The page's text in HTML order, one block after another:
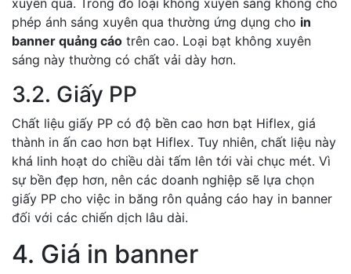
phép ánh sáng xuyên qua thường ứng dụng cho in
banner quảng cáo trên cao. Loại bạt không xuyên
sáng này thường có chất vải dày hơn.
3.2. Giấy PP
Chất liệu giấy PP có độ bền cao hơn bạt Hiflex, giá
thành in ấn cao hơn bạt Hiflex. Tuy nhiên, chất liệu này
khá linh hoạt do chiều dài tấm lên tới vài chục mét. Vì
sự bền đẹp hơn, nên các doanh nghiệp sẽ lựa chọn
giấy PP cho việc in băng rôn quảng cáo hay in banner
đối với các chiến dịch lâu dài.
4. Giá in banner